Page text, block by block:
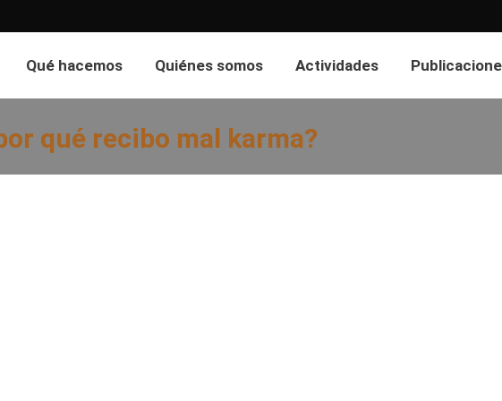
Qué hacemos Quiénes somos Actividades
qué recibo mal karma?